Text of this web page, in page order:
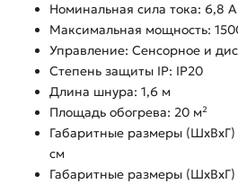
Номинальная сила тока: 6,8 А
Максимальная мощность:
Управление: Сенсорное и
Степень защиты IP: IP20
Длина шнура: 1,6 м
Площадь обогрева: 20 м²
Габаритные размеры
см
Габаритные размеры